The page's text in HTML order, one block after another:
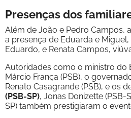
Presenças dos
Além de João e Pedro Campos,
a presença de Eduarda e
Eduardo, e Renata Campos,
Autoridades como o ministro do
Márcio França (PSB), o
Renato Casagrande (PSB), e os
(PSB-SP), Jonas Donizette (PSB-
SP) também prestigiaram o